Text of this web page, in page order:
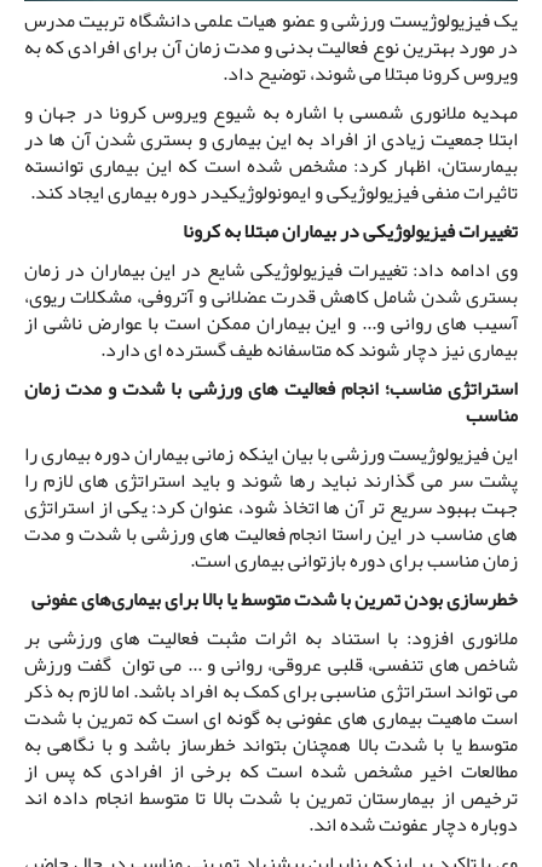
یک فیزیولوژیست ورزشی و عضو هیات علمی دانشگاه تربیت مدرس
در مورد بهترین نوع فعالیت بدنی و مدت زمان آن برای افرادی که به
ویروس کرونا مبتلا می شوند، توضیح داد.
مهدیه ملانوری شمسی با اشاره به شیوع ویروس کرونا در جهان و
ابتلا جمعیت زیادی از افراد به این بیماری و بستری شدن آن ها در
بیمارستان، اظهار کرد: مشخص شده است که این بیماری توانسته
تاثیرات منفی فیزیولوژیکی و ایمونولوژیکیدر دوره بیماری ایجاد کند.
تغییرات فیزیولوژیکی در بیماران مبتلا به کرونا
وی ادامه داد: تغییرات فیزیولوژیکی شایع در این بیماران در زمان
بستری شدن شامل کاهش قدرت عضلانی و آتروفی، مشکلات ریوی،
آسیب های روانی و... و این بیماران ممکن است با عوارض ناشی از
بیماری نیز دچار شوند که متاسفانه طیف گسترده ای دارد.
استراتژی مناسب؛ انجام فعالیت های ورزشی با شدت و مدت زمان
مناسب
این فیزیولوژیست ورزشی با بیان اینکه زمانی بیماران دوره بیماری را
پشت سر می گذارند نباید رها شوند و باید استراتژی های لازم را
جهت بهبود سریع تر آن ها اتخاذ شود، عنوان کرد: یکی از استراتژی
های مناسب در این راستا انجام فعالیت های ورزشی با شدت و مدت
زمان مناسب برای دوره بازتوانی بیماری است.
خطرسازی بودن تمرین با شدت متوسط یا بالا برای بیماری‌های عفونی
ملانوری افزود: با استناد به اثرات مثبت فعالیت های ورزشی بر
شاخص های تنفسی، قلبی عروقی، روانی و ... می توان گفت ورزش
می تواند استراتژی مناسبی برای کمک به افراد باشد. اما لازم به ذکر
است ماهیت بیماری های عفونی به گونه ای است که تمرین با شدت
متوسط یا با شدت بالا همچنان بتواند خطرساز باشد و با نگاهی به
مطالعات اخیر مشخص شده است که برخی از افرادی که پس از
ترخیص از بیمارستان تمرین با شدت بالا تا متوسط انجام داده اند
دوباره دچار عفونت شده اند.